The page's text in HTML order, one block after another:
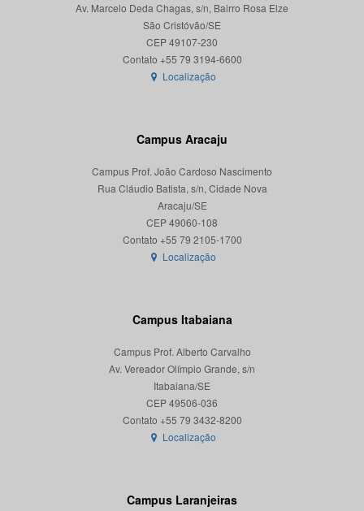
Av. Marcelo Deda Chagas, s/n, Bairro Rosa Elze
São Cristóvão/SE
CEP 49107-230
Localização
Campus Aracaju
Campus Prof. João Cardoso Nascimento
Rua Cláudio Batista, s/n, Cidade Nova
Aracaju/SE
CEP 49060-108
Localização
Campus Itabaiana
Campus Prof. Alberto Carvalho
Av. Vereador Olímpio Grande, s/n
Itabaiana/SE
CEP 49506-036
Localização
Campus Laranjeiras